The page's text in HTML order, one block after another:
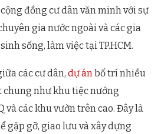
đồng cư dân văn minh với sự
gia nước ngoài và các gia
sống, làm việc tại TP.HCM.
các cư dân, dự án bố trí nhiều
như khu tiệc nướng
và các khu vườn trên cao. Đây là
gặp gỡ, giao lưu và xây dựng